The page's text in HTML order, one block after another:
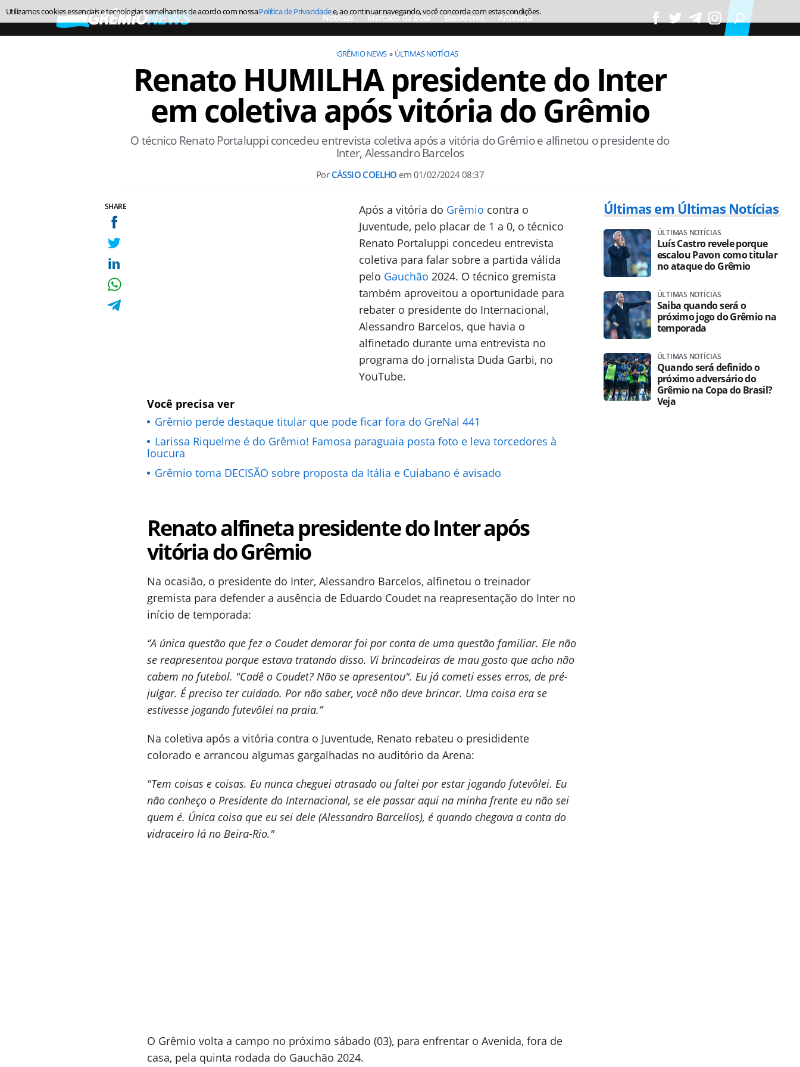
Notícias Mercado da bola Bastidores Artilharia
GRÊMIO NEWS ÚLTIMAS NOTÍCIAS
Renato HUMILHA presidente do Inter
em coletiva após vitória do Grêmio
O técnico Renato Portaluppi concedeu entrevista coletiva após a vitória do Grêmio e alfinetou o presidente do
Inter, Alessandro Barcelos
Por CÁSSIO COELHO em 01/02/2024 08:37
SHARE Após a vitória do Grêmio contra o
Juventude, pelo placar de 1 a 0, o técnico
Renato Portaluppi concedeu entrevista
coletiva para falar sobre a partida válida
pelo Gauchão 2024. O técnico gremista
também aproveitou a oportunidade para
rebater o presidente do Internacional,
Alessandro Barcelos, que havia o
alfinetado durante uma entrevista no
programa do jornalista Duda Garbi, no
YouTube.
Você precisa ver
Grêmio perde destaque titular que pode ficar fora do GreNal 441
Larissa Riquelme é do Grêmio! Famosa paraguaia posta foto e leva torcedores à
loucura
Grêmio toma DECISÃO sobre proposta da Itália e Cuiabano é avisado
Renato alfineta presidente do Inter após
vitória do Grêmio
Na ocasião, o presidente do Inter, Alessandro Barcelos, alfinetou o treinador
gremista para defender a ausência de Eduardo Coudet na reapresentação do Inter no
início de temporada:
‘’A única questão que fez o Coudet demorar foi por conta de uma questão familiar. Ele não
se reapresentou porque estava tratando disso. Vi brincadeiras de mau gosto que acho não
cabem no futebol. "Cadê o Coudet? Não se apresentou". Eu já cometi esses erros, de pré-
julgar. É preciso ter cuidado. Por não saber, você não deve brincar. Uma coisa era se
estivesse jogando futevôlei na praia.’’
Na coletiva após a vitória contra o Juventude, Renato rebateu o presididente
colorado e arrancou algumas gargalhadas no auditório da Arena:
"Tem coisas e coisas. Eu nunca cheguei atrasado ou faltei por estar jogando futevôlei. Eu
não conheço o Presidente do Internacional, se ele passar aqui na minha frente eu não sei
quem é. Única coisa que eu sei dele (Alessandro Barcellos), é quando chegava a conta do
vidraceiro lá no Beira-Rio."
O Grêmio volta a campo no próximo sábado (03), para enfrentar o Avenida, fora de
casa, pela quinta rodada do Gauchão 2024.
Últimas em Últimas Notícias
ÚLTIMAS NOTÍCIAS
Luís Castro revele porque
escalou Pavon como titular
no ataque do Grêmio
ÚLTIMAS NOTÍCIAS
Saiba quando será o
próximo jogo do Grêmio na
temporada
ÚLTIMAS NOTÍCIAS
Quando será definido o
próximo adversário do
Grêmio na Copa do Brasil?
Veja
Utilizamos cookies essenciais e tecnologias semelhantes de acordo com nossaPolítica de Privacidadee, ao continuar navegando, você concorda com estas condições.